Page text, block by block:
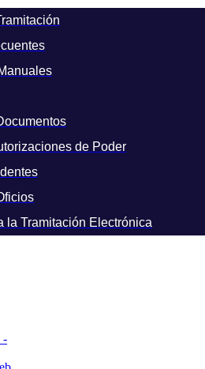
de Poder
la Tramitación Electrónica
-